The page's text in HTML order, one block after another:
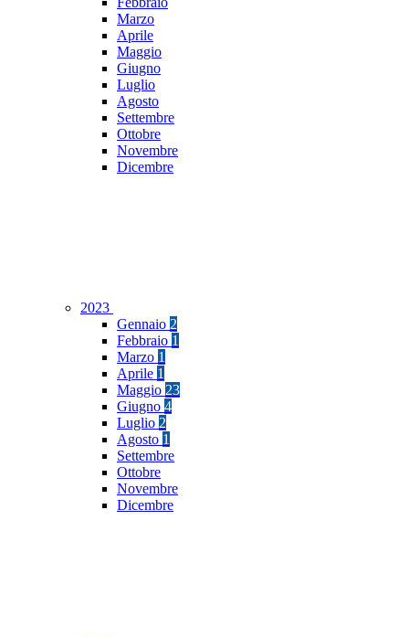
Marzo
Aprile
Maggio
Giugno
Luglio
Agosto
Settembre
Ottobre
Novembre
Dicembre
2023
Gennaio 2
Febbraio 1
Marzo 1
Aprile 1
Maggio 23
Giugno 4
Luglio 2
Agosto 1
Settembre
Ottobre
Novembre
Dicembre